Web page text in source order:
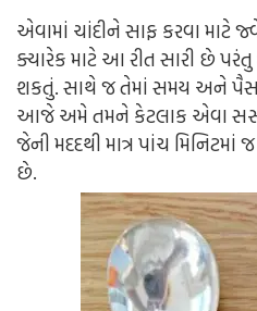
એવામાં ચાંદીને સાફ કરવા માટે
ક્યારેક માટે આ રીત સારી છે
શકતું. સાથે જ તેમાં સમય અને
આજે અમે તમને કેટલાક એવા
જેની મદદથી માત્ર પાંચ
છે.